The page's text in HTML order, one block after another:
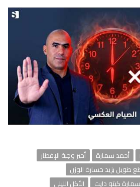
أحمد سمارة
أخير وجبة الإفطار
طويل بزيد خسارة الوزن
كيتو دايت
الأكل الليلي